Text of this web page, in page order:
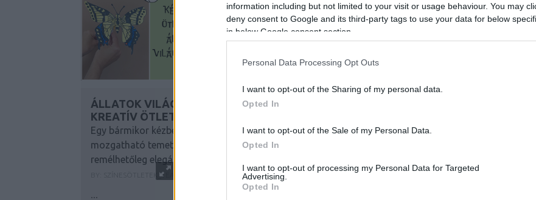
information including but not limited to your visit or usage behaviour. You may
deny consent to Google and its third-party tags to use your data for below
in below Google consent section.
Personal Data Processing Opt Outs
I want to opt-out of the Sharing of my personal data.
Opted In
I want to opt-out of the Sale of my Personal Data.
Opted In
I want to opt-out of processing my Personal Data for Targeted
Advertising.
Opted In
ÁLLATOK VILÁGNAPJA 2023 -
KREATÍV ÖTLETEK PAPÍRBÓL
Egy bármikor kézbe vehető lepke, egy
mozgatható temetőbogár és egy
remélhetőleg elegáns időkérés
SZÍNESÖTLETEK_TEAM
...
FALEVELEKBŐL!